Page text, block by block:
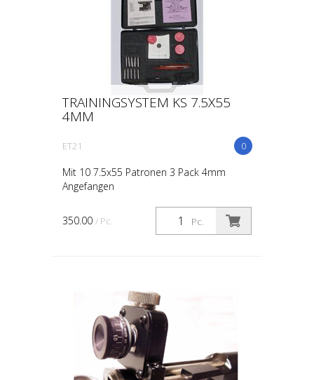
TRAININGSYSTEM KS 7.5X55
4MM
0
ET21
Mit 10 7.5x55 Patronen 3 Pack 4mm
Angefangen
Pc.
350.00 / Pc.